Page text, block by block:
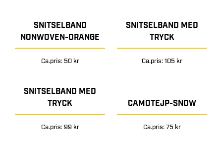
SNITSELBAND
NONWOVEN-ORANGE
Ca.pris: 50 kr
SNITSELBAND MED
TRYCK
Ca.pris: 105 kr
SNITSELBAND MED
TRYCK
Ca.pris: 99 kr
CAMOTEJP-SNOW
Ca.pris: 75 kr